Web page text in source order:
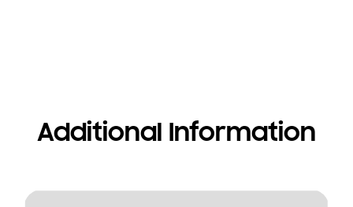
Additional Information